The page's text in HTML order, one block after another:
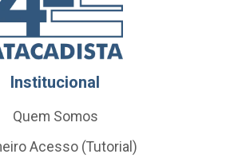
Institucional
Quem Somos
Acesso (Tutorial)